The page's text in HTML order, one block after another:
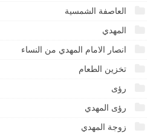
العاصفة الشمسية
المهدي
انصار الامام المهدي من النساء
تخزين الطعام
رؤى
رؤى المهدي
زوجة المهدي